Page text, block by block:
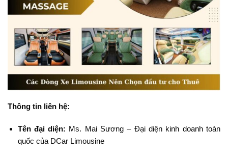
Thông tin liên hệ:
Tên đại diện: Ms. Mai Sương – Đại diện kinh doanh toàn
quốc của DCar Limousine